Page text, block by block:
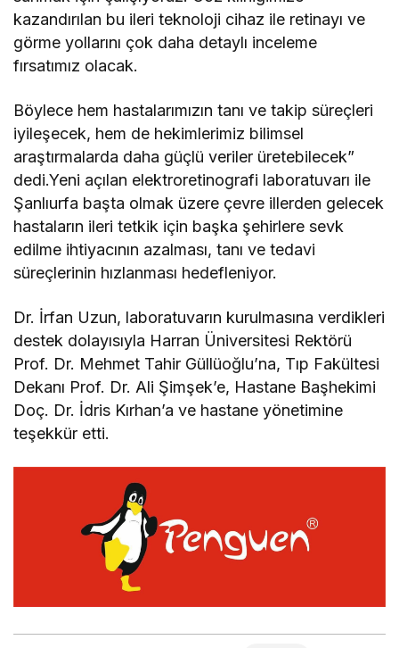
kazandırılan bu ileri teknoloji cihaz ile retinayı ve
görme yollarını çok daha detaylı inceleme
fırsatımız olacak.
Böylece hem hastalarımızın tanı ve takip süreçleri
iyileşecek, hem de hekimlerimiz bilimsel
araştırmalarda daha güçlü veriler üretebilecek”
dedi.Yeni açılan elektroretinografi laboratuvarı ile
Şanlıurfa başta olmak üzere çevre illerden gelecek
hastaların ileri tetkik için başka şehirlere sevk
edilme ihtiyacının azalması, tanı ve tedavi
süreçlerinin hızlanması hedefleniyor.
Dr. İrfan Uzun, laboratuvarın kurulmasına verdikleri
destek dolayısıyla Harran Üniversitesi Rektörü
Prof. Dr. Mehmet Tahir Güllüoğlu’na, Tıp Fakültesi
Dekanı Prof. Dr. Ali Şimşek’e, Hastane Başhekimi
Doç. Dr. İdris Kırhan’a ve hastane yönetimine
teşekkür etti.